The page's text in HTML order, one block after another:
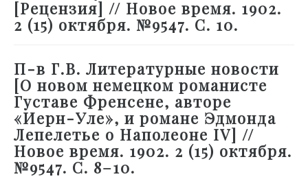
[Рецензия] // Новое время. 1902.
2 (15) октября. №9547. С. 10.
П-в Г.В. Литературные новости
[О новом немецком романисте
Густаве Френсене, авторе
«Иерн-Уле», и романе Эдмонда
Лепелетье о Наполеоне IV] //
Новое время. 1902. 2 (15) октября.
№9547. С. 8–10.